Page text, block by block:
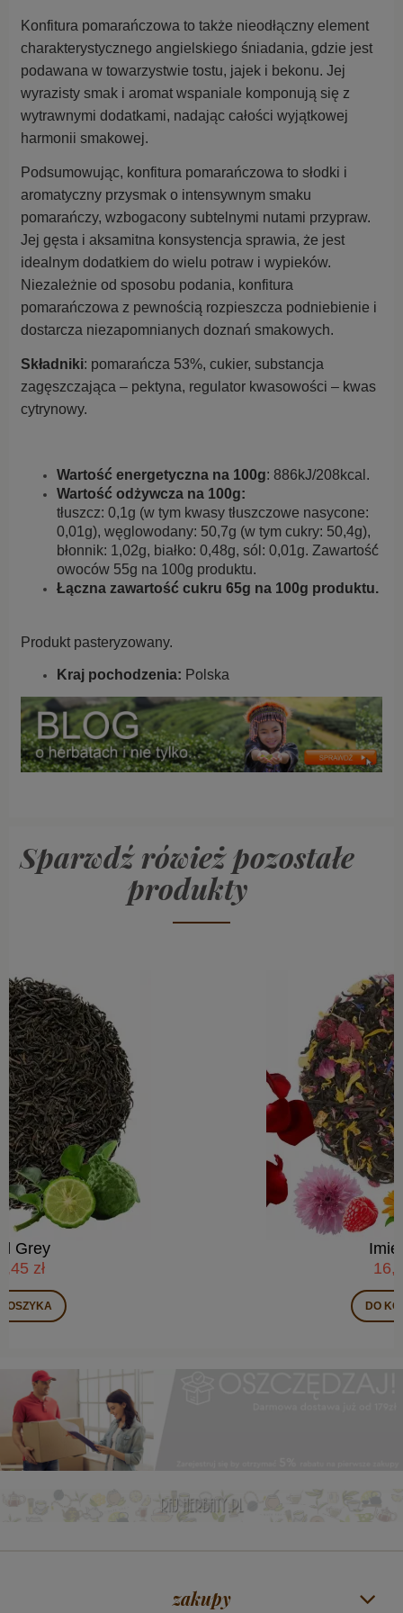
Konfitura pomarańczowa to także nieodłączny element
charakterystycznego angielskiego śniadania, gdzie jest
podawana w towarzystwie tostu, jajek i bekonu. Jej
wyrazisty smak i aromat wspaniale komponują się z
wytrawnymi dodatkami, nadając całości wyjątkowej
harmonii smakowej.
Podsumowując, konfitura pomarańczowa to słodki i
aromatyczny przysmak o intensywnym smaku
pomarańczy, wzbogacony subtelnymi nutami przypraw.
Jej gęsta i aksamitna konsystencja sprawia, że jest
idealnym dodatkiem do wielu potraw i wypieków.
Niezależnie od sposobu podania, konfitura
pomarańczowa z pewnością rozpieszcza podniebienie i
dostarcza niezapomnianych doznań smakowych.
Składniki: pomarańcza 53%, cukier, substancja
zagęszczająca – pektyna, regulator kwasowości – kwas
cytrynowy.
Wartość́ energetyczna na 100g: 886kJ/208kcal.
Wartość́ odżywcza na 100g:
tłuszcz: 0,1g (w tym kwasy tłuszczowe nasycone:
0,01g), węglowodany: 50,7g (w tym cukry: 50,4g),
błonnik: 1,02g, białko: 0,48g, sól: 0,01g. Zawartość́
owoców 55g na 100g produktu.
Łączna zawartość́ cukru 65g na 100g produktu.
Produkt pasteryzowany.
Kraj pochodzenia: Polska
Sparwdź rówież pozostałe
produkty
zakupy